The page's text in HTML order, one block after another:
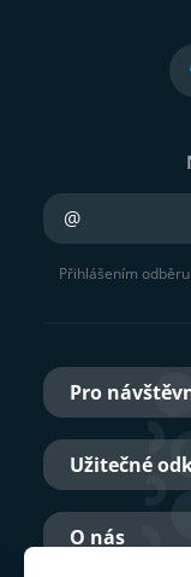
Přihlášením
Pro
Užitečné
O nás